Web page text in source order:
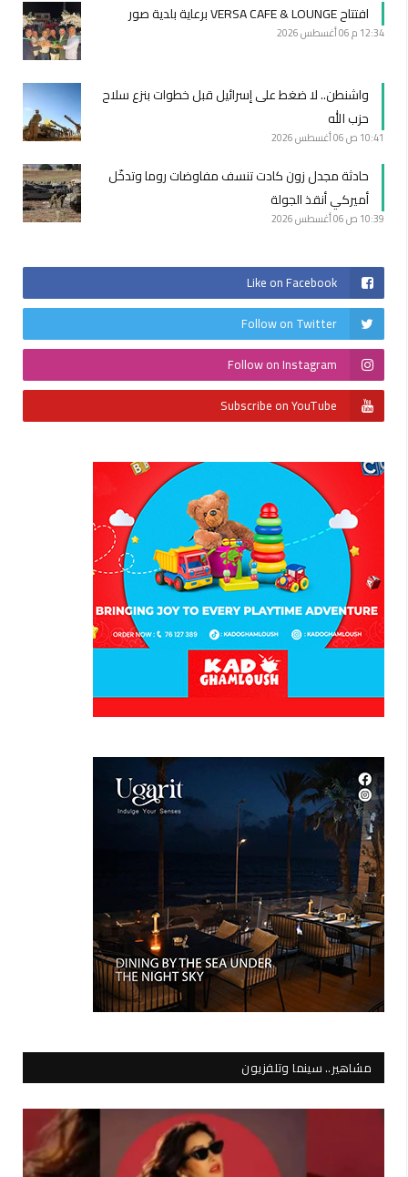
افتتاح VERSA CAFE & LOUNGE برعاية بلدية صور
12:34 م 06 أغسطس 2026
واشنطن.. لا ضغط على إسرائيل قبل خطوات بنزع سلاح
حزب الله
10:41 ص 06 أغسطس 2026
حادثة مجدل زون كادت تنسف مفاوضات روما وتدخّل
أميركي أنقذ الجولة
10:39 ص 06 أغسطس 2026
Like on Facebook
Follow on Twitter
Follow on Instagram
Subscribe on YouTube
مشاهير.. سينما وتلفزيون